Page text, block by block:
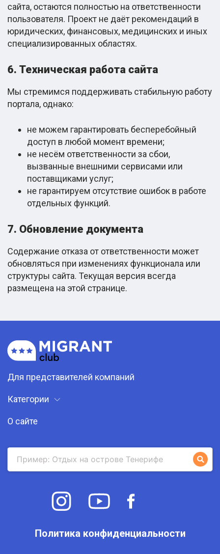
сайта, остаются полностью на ответственности
пользователя. Проект не даёт рекомендаций в
юридических, финансовых, медицинских и иных
специализированных областях.
6. Техническая работа сайта
Мы стремимся поддерживать стабильную работу
портала, однако:
не можем гарантировать бесперебойный
доступ в любой момент времени;
не несём ответственности за сбои,
вызванные внешними сервисами или
поставщиками услуг;
не гарантируем отсутствие ошибок в работе
отдельных функций.
7. Обновление документа
Содержание отказа от ответственности может
обновляться при изменениях функционала или
структуры сайта. Текущая версия всегда
размещена на этой странице.
Для представителей компаний
Категории
О сайте
Политика конфиденциальности